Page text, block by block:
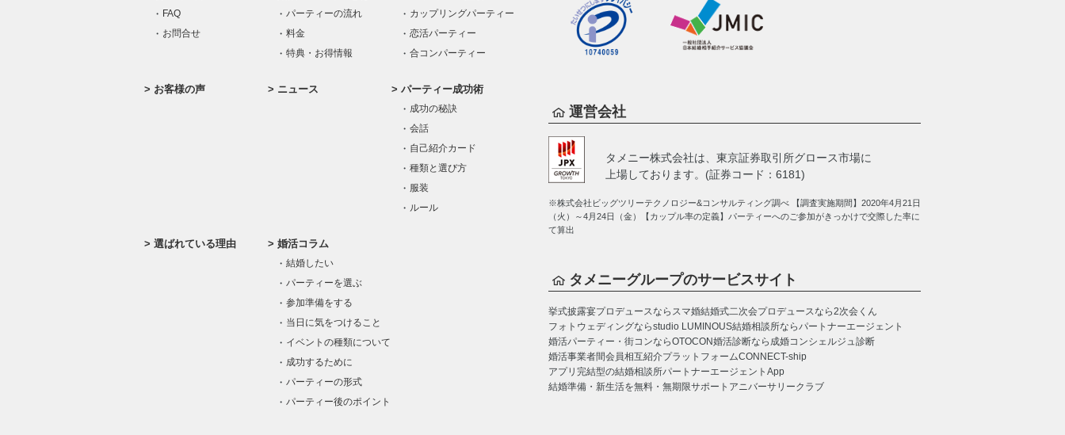
FAQ
お問合せ
パーティーの流れ
料金
特典・お得情報
カップリングパーティー
恋活パーティー
合コンパーティー
お客様の声 ニュース パーティー成功術
成功の秘訣
会話
自己紹介カード
種類と選び方
服装
ルール
選ばれている理由 婚活コラム
結婚したい
パーティーを選ぶ
参加準備をする
当日に気をつけること
イベントの種類について
成功するために
パーティーの形式
パーティー後のポイント
運営会社
タメニー株式会社は、 東京証券取引所グロース市場に
上場しております。(証券コード：6181)
※株式会社ビッグツリーテクノロジー&コンサルティング調べ 【調査実施期間】2020年4月21日
（火）～4月24日（金）【カップル率の定義】パーティーへのご参加がきっかけで交際した率に
て算出
タメニーグループのサービスサイト
挙式披露宴プロデュースならスマ婚結婚式二次会プロデュースなら2次会くん
フォトウェディングならstudio LUMINOUS結婚相談所ならパートナーエージェント
婚活パーティー・街コンならOTOCON婚活診断なら成婚コンシェルジュ診断
婚活事業者間会員相互紹介プラットフォームCONNECT-ship
アプリ完結型の結婚相談所パートナーエージェントApp
結婚準備・新生活を無料・無期限サポートアニバーサリークラブ